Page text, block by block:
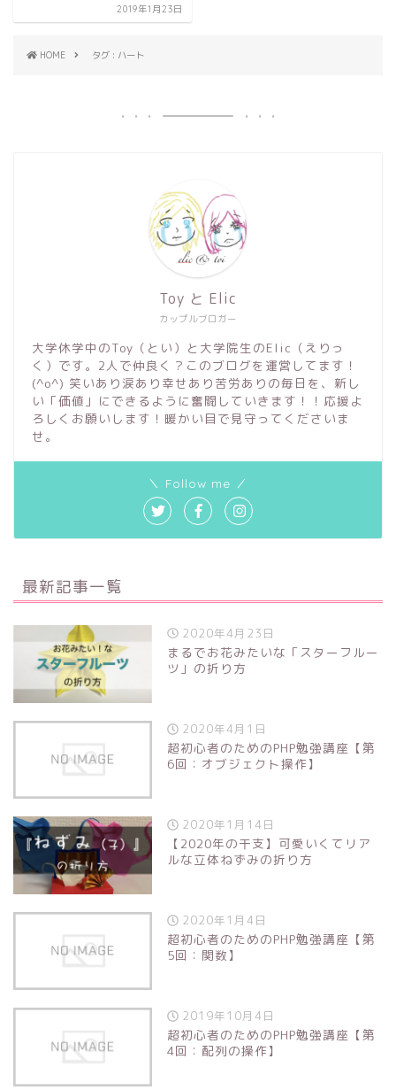
2019年1月23日
HOME タグ : ハート
カップルブロガー
Toy と Elic
大学休学中のToy（とい）と大学院生のElic（えりっ
く）です。2人で仲良く？このブログを運営してます！
(^o^) 笑いあり涙あり幸せあり苦労ありの毎日を、新し
い「価値」にできるように奮闘していきます！！応援よ
ろしくお願いします！暖かい目で見守ってくださいま
せ。
＼ Follow me ／
最新記事一覧
2020年4月23日
まるでお花みたいな「スターフルー
ツ」の折り方
2020年4月1日
超初心者のためのPHP勉強講座【第
6回：オブジェクト操作】
2020年1月14日
【2020年の干支】可愛いくてリア
ルな立体ねずみの折り方
2020年1月4日
超初心者のためのPHP勉強講座【第
5回：関数】
2019年10月4日
超初心者のためのPHP勉強講座【第
4回：配列の操作】